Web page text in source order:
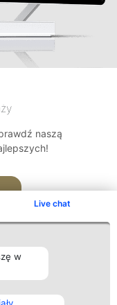
Live chat
w
naszą
Kontakt